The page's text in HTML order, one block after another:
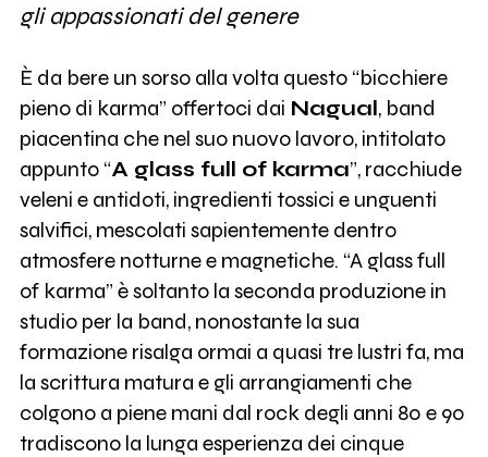
gli appassionati del genere
È da bere un sorso alla volta questo “bicchiere
pieno di karma” offertoci dai Nagual, band
piacentina che nel suo nuovo lavoro, intitolato
appunto “A glass full of karma”, racchiude
veleni e antidoti, ingredienti tossici e unguenti
salvifici, mescolati sapientemente dentro
atmosfere notturne e magnetiche. “A glass full
of karma” è soltanto la seconda produzione in
studio per la band, nonostante la sua
formazione risalga ormai a quasi tre lustri fa, ma
la scrittura matura e gli arrangiamenti che
colgono a piene mani dal rock degli anni 80 e 90
tradiscono la lunga esperienza dei cinque